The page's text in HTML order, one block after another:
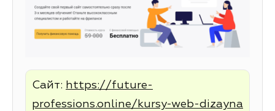
Сайт: https://future-
professions.online/kursy-web-dizayna